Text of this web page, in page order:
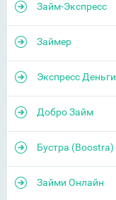
Займ-Экспресс
Займер
Экспресс Деньги
Добро Займ
Бустра (Boostra)
Займи Онлайн